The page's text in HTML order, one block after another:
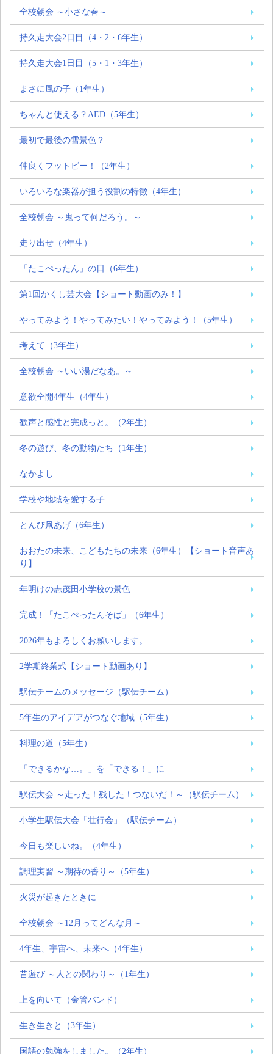
全校朝会 ～小さな春～
持久走大会2日目（4・2・6年生）
持久走大会1日目（5・1・3年生）
まさに風の子（1年生）
ちゃんと使える？AED（5年生）
最初で最後の雪景色？
仲良くフットビー！（2年生）
いろいろな楽器が担う役割の特徴（4年生）
全校朝会 ～鬼って何だろう。～
走り出せ（4年生）
「たこぺったん」の日（6年生）
第1回かくし芸大会【ショート動画のみ！】
やってみよう！やってみたい！やってみよう！（5年生）
考えて（3年生）
全校朝会 ～いい湯だなあ。～
意欲全開4年生（4年生）
歓声と感性と完成っと。（2年生）
冬の遊び、冬の動物たち（1年生）
なかよし
学校や地域を愛する子
とんび凧あげ（6年生）
おおたの未来、こどもたちの未来（6年生）【ショート音声あ
り】
年明けの志茂田小学校の景色
完成！「たこぺったんそば」（6年生）
2026年もよろしくお願いします。
2学期終業式【ショート動画あり】
駅伝チームのメッセージ（駅伝チーム）
5年生のアイデアがつなぐ地域（5年生）
料理の道（5年生）
「できるかな…。」を「できる！」に
駅伝大会 ～走った！残した！つないだ！～（駅伝チーム）
小学生駅伝大会「壮行会」（駅伝チーム）
今日も楽しいね。（4年生）
調理実習 ～期待の香り～（5年生）
火災が起きたときに
全校朝会 ～12月ってどんな月～
4年生、宇宙へ、未来へ（4年生）
昔遊び ～人との関わり～（1年生）
上を向いて（金管バンド）
生き生きと（3年生）
国語の勉強をしました。（2年生）